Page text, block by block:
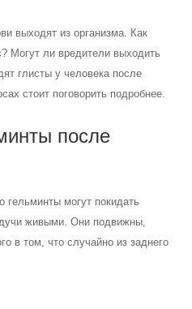
выходят из организма. Как
Могут ли вредители выходить
глисты у человека после
стоит поговорить подробнее.
после
гельминты могут покидать
живыми. Они подвижны,
в том, что случайно из заднего